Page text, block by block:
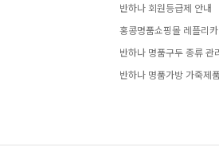
반하나 회원등급제 안내
홍콩명품쇼핑몰 레플리
반하나 명품구두 종류 관
반하나 명품가방 가죽제